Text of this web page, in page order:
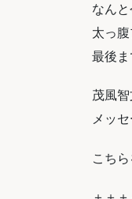
なん
太っ
最後ま
茂風
メッ
こち